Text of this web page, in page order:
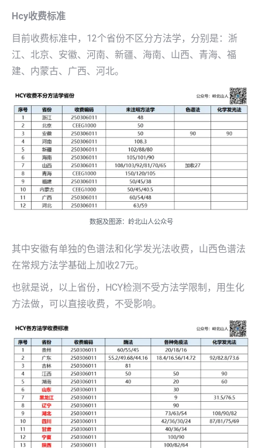
Hcy收费标准
目前收费标准中，12个省份不区分方法学，分别是：浙
江、北京、安徽、河南、新疆、海南、山西、青海、福
建、内蒙古、广西、河北。
数据及图源：岭北山人公众号
其中安徽有单独的色谱法和化学发光法收费，山西色谱法
在常规方法学基础上加收27元。
也就是说，以上省份，HCY检测不受方法学限制，用生化
方法做，可以直接收费，不受影响。